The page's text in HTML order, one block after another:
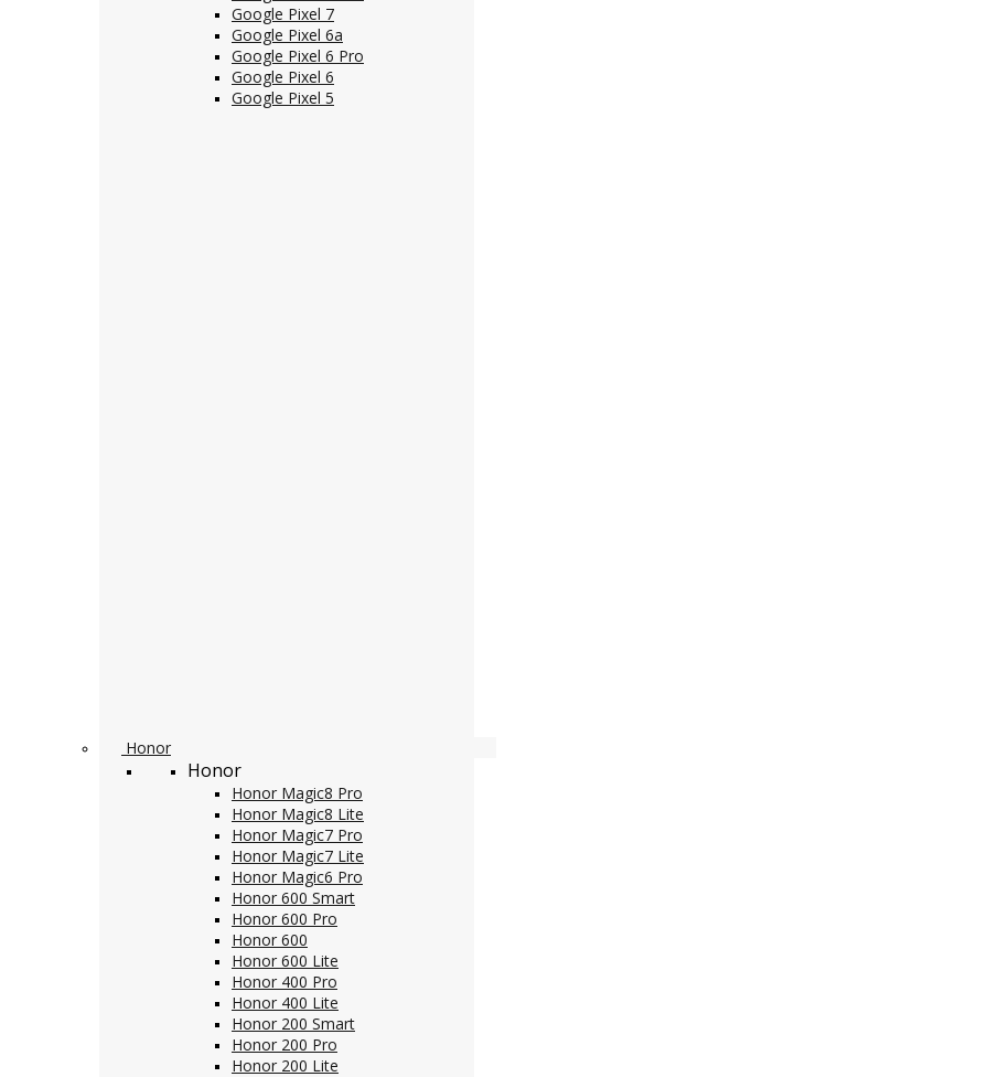
Google Pixel 7
Google Pixel 6a
Google Pixel 6 Pro
Google Pixel 6
Google Pixel 5
Honor
Honor
Honor Magic8 Pro
Honor Magic8 Lite
Honor Magic7 Pro
Honor Magic7 Lite
Honor Magic6 Pro
Honor 600 Smart
Honor 600 Pro
Honor 600
Honor 600 Lite
Honor 400 Pro
Honor 400 Lite
Honor 200 Smart
Honor 200 Pro
Honor 200 Lite